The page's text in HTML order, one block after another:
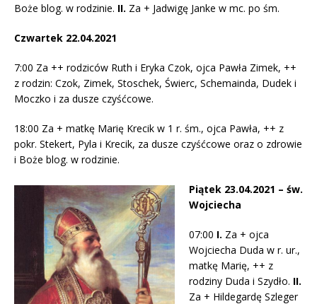
Boże blog. w rodzinie. II. Za + Jadwigę Janke w mc. po śm.
Czwartek 22.04.2021
7:00 Za ++ rodziców Ruth i Eryka Czok, ojca Pawła Zimek, ++
z rodzin: Czok, Zimek, Stoschek, Świerc, Schemainda, Dudek i
Moczko i za dusze czyśćcowe.
18:00 Za + matkę Marię Krecik w 1 r. śm., ojca Pawła, ++ z
pokr. Stekert, Pyla i Krecik, za dusze czyśćcowe oraz o zdrowie
i Boże blog. w rodzinie.
Piątek 23.04.2021 – św.
Wojciecha
07:00 I. Za + ojca
Wojciecha Duda w r. ur.,
matkę Marię, ++ z
rodziny Duda i Szydło. II.
Za + Hildegardę Szleger